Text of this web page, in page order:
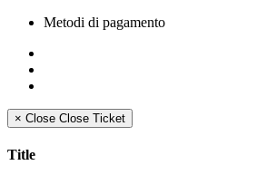
Metodi di pagamento
× Close Close Ticket
Title